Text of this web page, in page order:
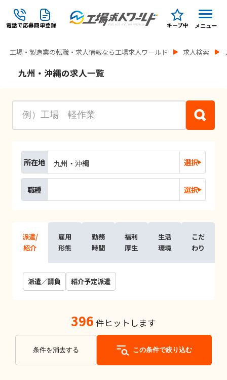
電話で応募簡単登録 キープ中 メニュー
工場・製造業の転職・求人情報なら工場求人ワールド 求人検索
九州・沖縄の求人一覧
所在地 九州・沖縄 選択
職種 選択
派遣/
紹介
雇用
形態
勤務
時間
福利
厚生
生活
環境
こだ
わり
派遣／請負 紹介予定派遣
396 件ヒットします
条件を消去する この条件で絞り込む